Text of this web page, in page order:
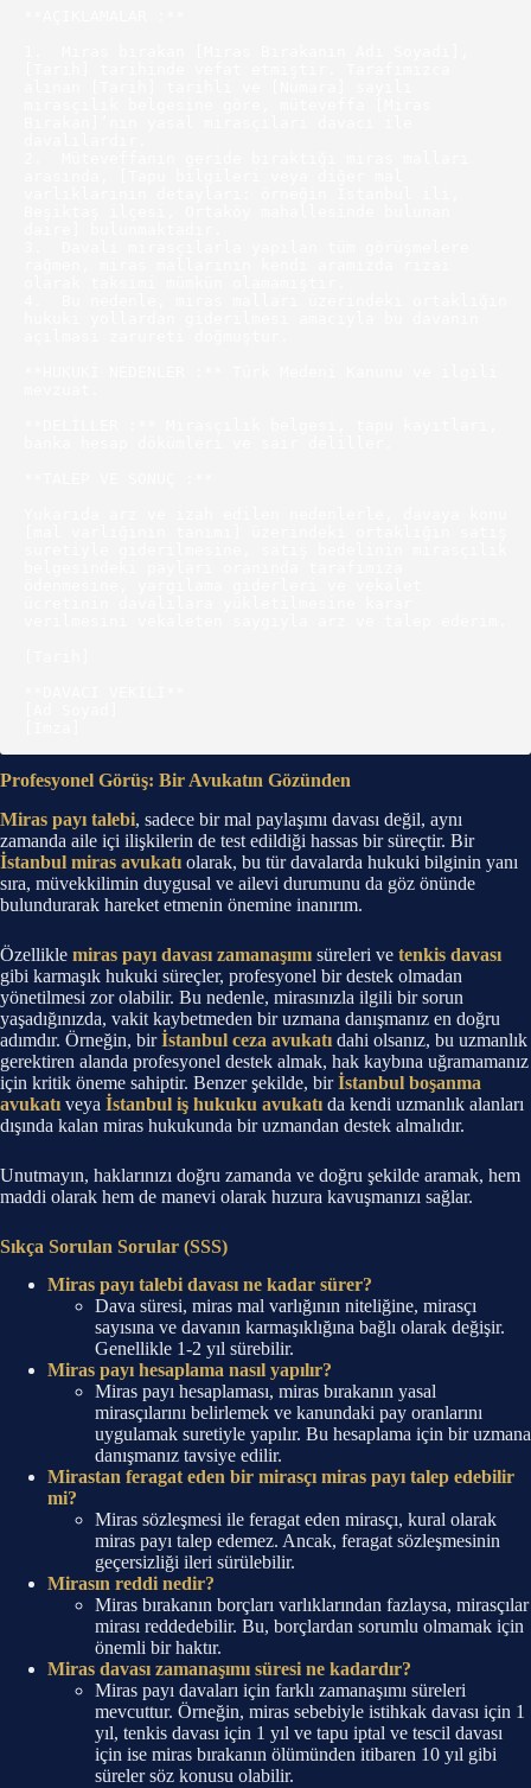
Profesyonel Görüş: Bir Avukatın Gözünden
Miras payı talebi, sadece bir mal paylaşımı davası değil, aynı
zamanda aile içi ilişkilerin de test edildiği hassas bir süreçtir. Bir
İstanbul miras avukatı olarak, bu tür davalarda hukuki bilginin yanı
sıra, müvekkilimin duygusal ve ailevi durumunu da göz önünde
bulundurarak hareket etmenin önemine inanırım.
Özellikle miras payı davası zamanaşımı süreleri ve tenkis davası
gibi karmaşık hukuki süreçler, profesyonel bir destek olmadan
yönetilmesi zor olabilir. Bu nedenle, mirasınızla ilgili bir sorun
yaşadığınızda, vakit kaybetmeden bir uzmana danışmanız en doğru
adımdır. Örneğin, birİstanbul ceza avukatı dahi olsanız, bu uzmanlık
gerektiren alanda profesyonel destek almak, hak kaybına uğramamanız
için kritik öneme sahiptir. Benzer şekilde, birİstanbul boşanma
avukatı veya İstanbul iş hukuku avukatı da kendi uzmanlık alanları
dışında kalan miras hukukunda bir uzmandan destek almalıdır.
Unutmayın, haklarınızı doğru zamanda ve doğru şekilde aramak, hem
maddi olarak hem de manevi olarak huzura kavuşmanızı sağlar.
Sıkça Sorulan Sorular (SSS)
Miras payı talebi davası ne kadar sürer?
Dava süresi, miras mal varlığının niteliğine, mirasçı
sayısına ve davanın karmaşıklığına bağlı olarak değişir.
Genellikle 1-2 yıl sürebilir.
Miras payı hesaplama nasıl yapılır?
Miras payı hesaplaması, miras bırakanın yasal
mirasçılarını belirlemek ve kanundaki pay oranlarını
uygulamak suretiyle yapılır. Bu hesaplama için bir uzmana
danışmanız tavsiye edilir.
Mirastan feragat eden bir mirasçı miras payı talep edebilir
mi?
Miras sözleşmesi ile feragat eden mirasçı, kural olarak
miras payı talep edemez. Ancak, feragat sözleşmesinin
geçersizliği ileri sürülebilir.
Mirasın reddi nedir?
Miras bırakanın borçları varlıklarından fazlaysa, mirasçılar
mirası reddedebilir. Bu, borçlardan sorumlu olmamak için
önemli bir haktır.
Miras davası zamanaşımı süresi ne kadardır?
Miras payı davaları için farklı zamanaşımı süreleri
mevcuttur. Örneğin, miras sebebiyle istihkak davası için 1
yıl, tenkis davası için 1 yıl ve tapu iptal ve tescil davası
için ise miras bırakanın ölümünden itibaren 10 yıl gibi
süreler söz konusu olabilir.